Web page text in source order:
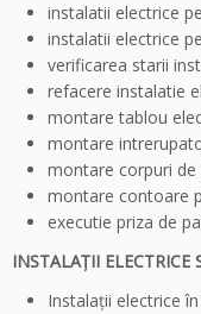
instalatii electrice
instalatii electrice
verificarea starii
refacere instalatie
montare tablou
montare
montare corpuri de
montare contoare
executie priza de
INSTALAŢII ELECTRICE
Instalaţii electrice